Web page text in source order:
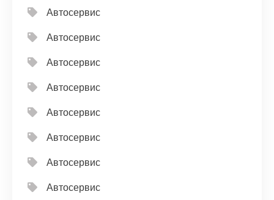
Автосервис
Автосервис
Автосервис
Автосервис
Автосервис
Автосервис
Автосервис
Автосервис